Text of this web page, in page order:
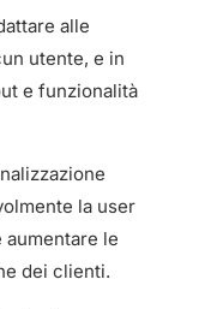
alle
utente, e in
e funzionalità
la user
le
dei clienti.